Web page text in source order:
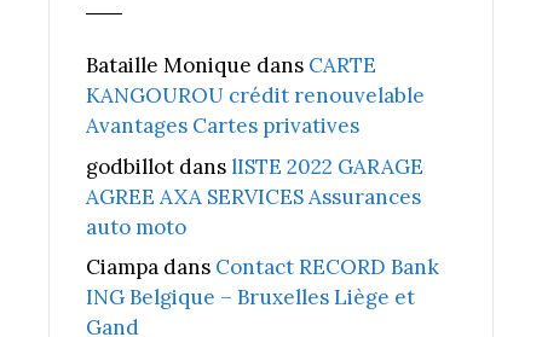
Bataille Monique dans CARTE
KANGOUROU crédit renouvelable
Avantages Cartes privatives
godbillot danslISTE 2022 GARAGE
AGREE AXA SERVICES Assurances
auto moto
Ciampa dans Contact RECORD Bank
ING Belgique – Bruxelles Liège et
Gand